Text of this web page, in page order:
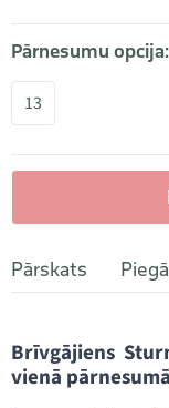
Pārnesumu opcija:
13
Pārskats
Brīvgājiens
vienā pārnesumā